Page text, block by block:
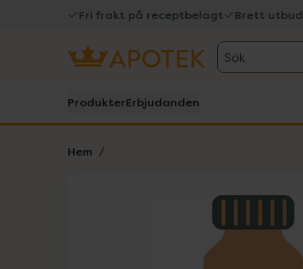
Fri frakt på receptbelagt Brett utbud
Sök
ProdukterErbjudanden
Hem
Lista: . Innehåller 1 objekt.